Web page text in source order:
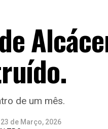
de um mês.
23 de Março, 2026